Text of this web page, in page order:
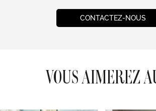
CONTACTEZ-NOUS
VOUS AIMEREZ